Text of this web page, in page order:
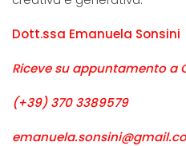
Dott.ssa Emanuela Sonsini
Riceve su appuntamento a
(+39) 370 3389579